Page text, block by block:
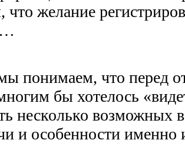
что желание
понимаем, что перед
бы хотелось
несколько возможных
и особенности именно